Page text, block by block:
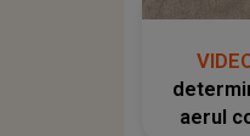
aerul